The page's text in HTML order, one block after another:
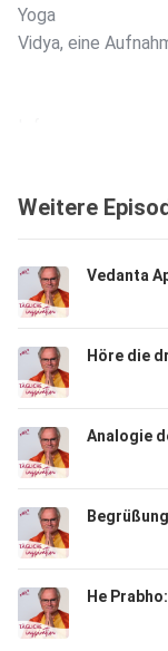
Yoga
Vidya, eine
Folge direkt
Weitere